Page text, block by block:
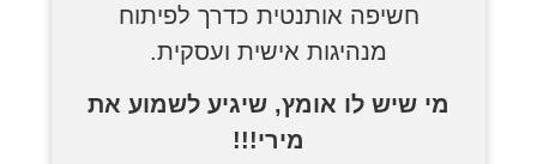
חשיפה אותנטית כדרך לפיתוח
מנהיגות אישית ועסקית.
מי שיש לו אומץ, שיגיע לשמוע את
מירי!!!